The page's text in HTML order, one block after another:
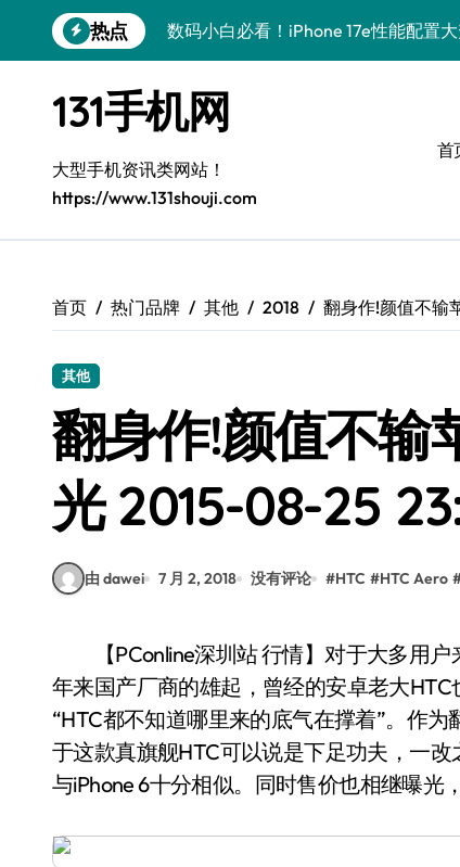
到
热点
数码小白必看！iPhone 17e性能配置
数码小白惊了！三星Z Fold7折叠屏进
数码小白福音！荣耀WIN RT速递，新
数码小白必看！小米17最新动态和超
数码小白福音！荣耀WIN RT在手，实
数码小白必看！vivo S50新机亮点+实
数码小白必看！华为nova 15 Ultra新
131手机网
大型手机资讯类网站！
https://www.131shouji.com
首
首页 热门品牌 其他 2018 翻身作!颜值不输
其他
翻身作!颜值不输
光 2015-08-25
由 dawei 7 月 2, 2018 没有评论 #HTC #HTC Aero
【PConline深圳站 行情】对于大多用户来说，HTC多层下巴的设计一直备受诟病，再加上近
年来国产厂商的雄起，曾经的安卓老大
“HTC都不知道哪里来的底气在撑着”。作
于这款真旗舰HTC可以说是下足功夫，一
与iPhone 6十分相似。同时售价也相继曝光